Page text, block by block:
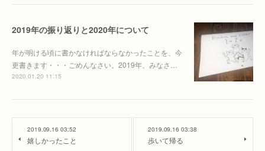
2019年の振り返りと2020年について
年が明ける頃に書かなければならなかったことを、今
更書きます・・・ごめんなさい。2019年、みなさ…
2020.01.20 11:15
2019.09.16 03:52
嬉しかったこと
2019.09.16 03:38
歩いて帰る